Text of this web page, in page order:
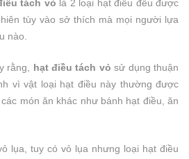
tách vỏ là 2 loại hạt điều đều được
tùy vào sở thích mà mọi người lựa
nào.
rằng, hạt điều tách vỏ sử dụng thuận
vì vật loại hạt điều này thường được
món ăn khác như bánh hạt điều, ăn
lụa, tuy có vỏ lụa nhưng loại hạt điều